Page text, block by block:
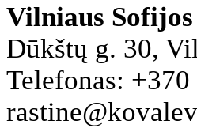
Vilniaus
Dūkštų g. 30,
Telefonas: